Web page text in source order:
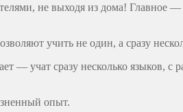
не выходя из дома! Главное
учить не один, а сразу
— учат сразу несколько языков, с
опыт.